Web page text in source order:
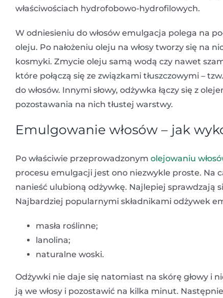
właściwościach hydrofobowo-hydrofilowych.
W odniesieniu do włosów emulgacja polega na
oleju. Po nałożeniu oleju na włosy tworzy się na
kosmyki. Zmycie oleju samą wodą czy nawet
które połączą się ze związkami tłuszczowymi –
do włosów. Innymi słowy, odżywka łączy się z
pozostawania na nich tłustej warstwy.
Emulgowanie włosów – jak
Po właściwie przeprowadzonym olejowaniu
procesu emulgacji jest ono niezwykle proste. Na
nanieść ulubioną odżywkę. Najlepiej
Najbardziej popularnymi składnikami odżywek
masła roślinne;
lanolina;
naturalne woski.
Odżywki nie daje się natomiast na skórę głowy i
ją we włosy i pozostawić na kilka minut.